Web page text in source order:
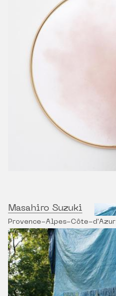
Masahiro Suzuki
Provence-Alpes-Côte-d'Azur